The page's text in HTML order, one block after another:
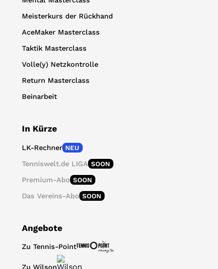
Meisterkurs der Rückhand
AceMaker Masterclass
Taktik Masterclass
Volle(y) Netzkontrolle
Return Masterclass
Beinarbeit
In Kürze
LK-Rechner NEU
Tenniswelt.de LIGA SOON
Premium-Abo SOON
Das Vereins-Abo SOON
Angebote
Zu Tennis-Point
Zu Wilson